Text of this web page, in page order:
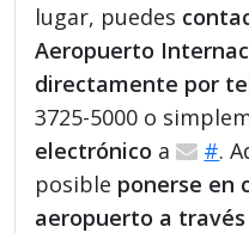
lugar, puedes
Aeropuerto
directamente por
3725-5000 o
electrónico a #.
posible ponerse en
aeropuerto a